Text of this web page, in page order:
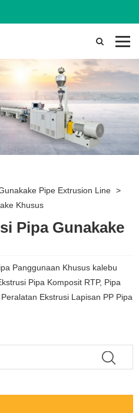
Pipe Extrusion Line >
Khusus
Pipa Gunakake
Panggunaan Khusus kalebu
Pipa Komposit RTP, Pipa
Ekstrusi Lapisan PP Pipa